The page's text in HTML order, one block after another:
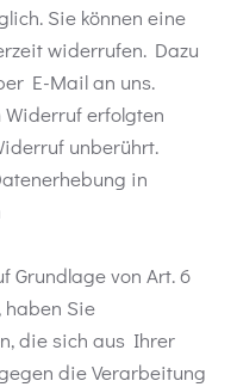
Sie können eine
widerrufen. Dazu
E-Mail an uns.
erfolgten
unberührt.
in
Grundlage von Art. 6
haben Sie
die sich aus Ihrer
die Verarbeitung